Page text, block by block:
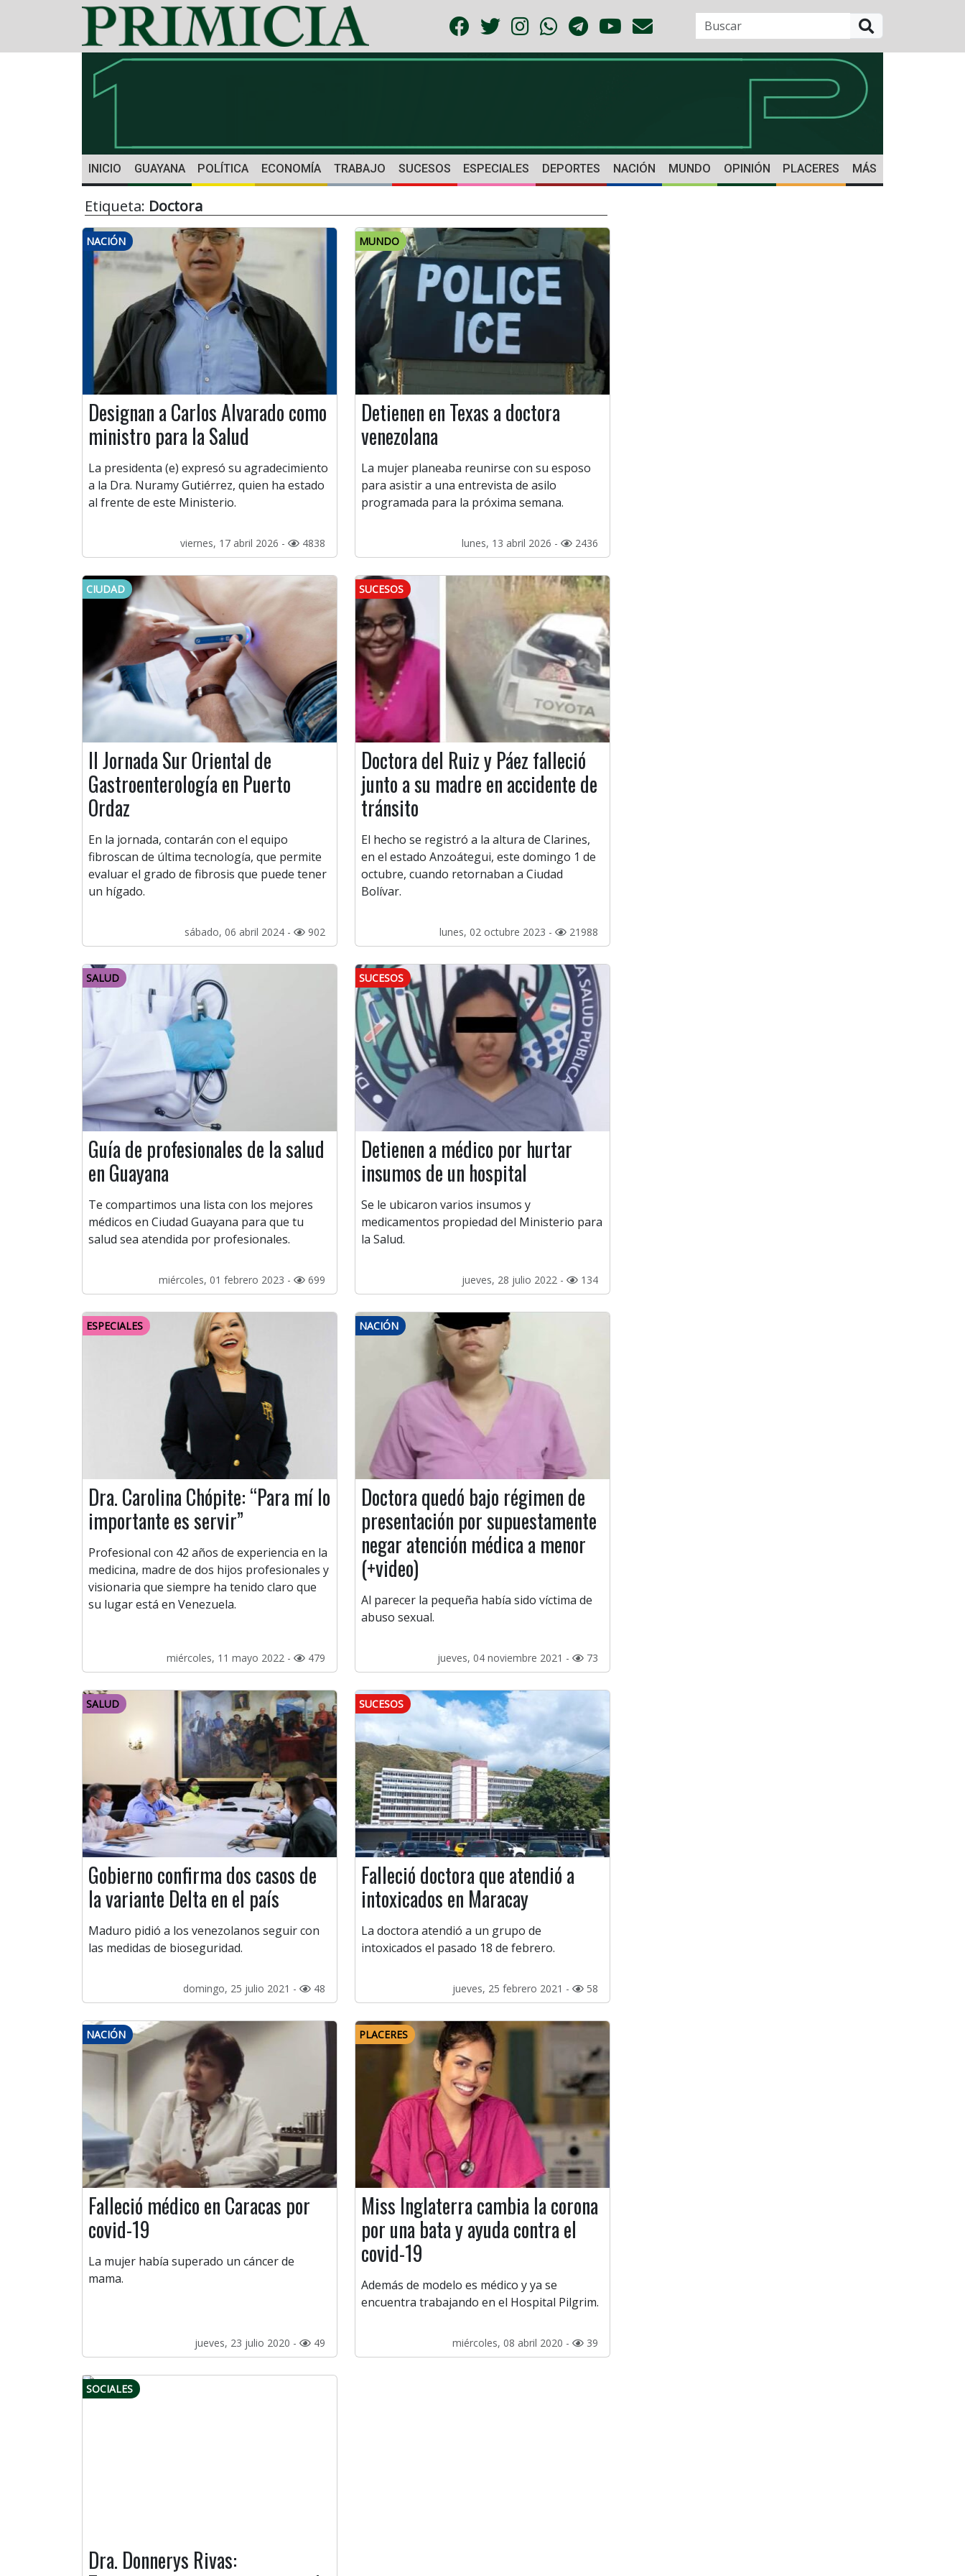
INICIO GUAYANA POLÍTICA ECONOMÍA TRABAJO SUCESOS ESPECIALES DEPORTES NACIÓN MUNDO OPINIÓN PLACERES MÁS
Etiqueta: Doctora
NACIÓN
Designan a Carlos Alvarado como
ministro para la Salud
La presidenta (e) expresó su agradecimiento
a la Dra. Nuramy Gutiérrez, quien ha estado
al frente de este Ministerio.
viernes, 17 abril 2026 - 4838
MUNDO
Detienen en Texas a doctora
venezolana
La mujer planeaba reunirse con su esposo
para asistir a una entrevista de asilo
programada para la próxima semana.
lunes, 13 abril 2026 - 2436
CIUDAD
II Jornada Sur Oriental de
Gastroenterología en Puerto
Ordaz
En la jornada, contarán con el equipo
fibroscan de última tecnología, que permite
evaluar el grado de fibrosis que puede tener
un hígado.
sábado, 06 abril 2024 - 902
SUCESOS
Doctora del Ruiz y Páez falleció
junto a su madre en accidente de
tránsito
El hecho se registró a la altura de Clarines,
en el estado Anzoátegui, este domingo 1 de
octubre, cuando retornaban a Ciudad
Bolívar.
lunes, 02 octubre 2023 - 21988
SALUD
Guía de profesionales de la salud
en Guayana
Te compartimos una lista con los mejores
médicos en Ciudad Guayana para que tu
salud sea atendida por profesionales.
miércoles, 01 febrero 2023 - 699
SUCESOS
Detienen a médico por hurtar
insumos de un hospital
Se le ubicaron varios insumos y
medicamentos propiedad del Ministerio para
la Salud.
jueves, 28 julio 2022 - 134
ESPECIALES
Dra. Carolina Chópite: “Para mí lo
importante es servir”
Profesional con 42 años de experiencia en la
medicina, madre de dos hijos profesionales y
visionaria que siempre ha tenido claro que
su lugar está en Venezuela.
miércoles, 11 mayo 2022 - 479
NACIÓN
Doctora quedó bajo régimen de
presentación por supuestamente
negar atención médica a menor
(+video)
Al parecer la pequeña había sido víctima de
abuso sexual.
jueves, 04 noviembre 2021 - 73
SALUD
Gobierno confirma dos casos de
la variante Delta en el país
Maduro pidió a los venezolanos seguir con
las medidas de bioseguridad.
domingo, 25 julio 2021 - 48
SUCESOS
Falleció doctora que atendió a
intoxicados en Maracay
La doctora atendió a un grupo de
intoxicados el pasado 18 de febrero.
jueves, 25 febrero 2021 - 58
NACIÓN
Falleció médico en Caracas por
covid-19
La mujer había superado un cáncer de
mama.
jueves, 23 julio 2020 - 49
PLACERES
Miss Inglaterra cambia la corona
por una bata y ayuda contra el
covid-19
Además de modelo es médico y ya se
encuentra trabajando en el Hospital Pilgrim.
miércoles, 08 abril 2020 - 39
SOCIALES
Dra. Donnerys Rivas: